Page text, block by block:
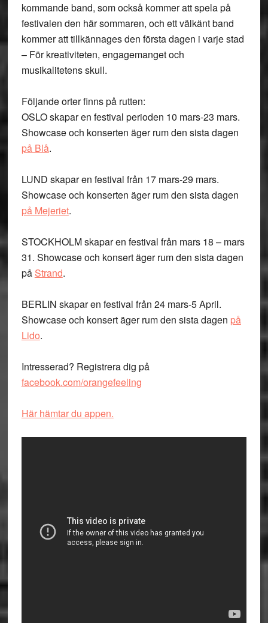
kommande band, som också kommer att spela på
festivalen den här sommaren, och ett välkänt band
kommer att tillkännages den första dagen i varje stad
– För kreativiteten, engagemanget och
musikalitetens skull.
Följande orter finns på rutten:
OSLO skapar en festival perioden 10 mars-23 mars.
Showcase och konserten äger rum den sista dagen
på Blå.
LUND skapar en festival från 17 mars-29 mars.
Showcase och konserten äger rum den sista dagen
på Mejeriet.
STOCKHOLM skapar en festival från mars 18 – mars
31. Showcase och konsert äger rum den sista dagen
på Strand.
BERLIN skapar en festival från 24 mars-5 April.
Showcase och konsert äger rum den sista dagen på
Lido.
Intresserad? Registrera dig på
facebook.com/orangefeeling
Här hämtar du appen.